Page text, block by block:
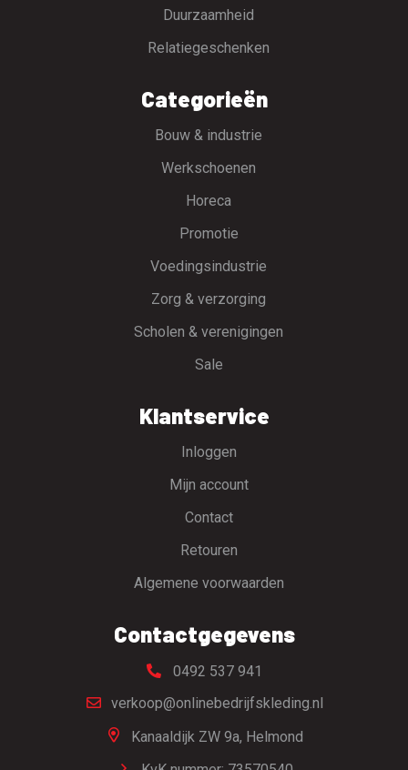
Duurzaamheid
Relatiegeschenken
Categorieën
Bouw & industrie
Werkschoenen
Horeca
Promotie
Voedingsindustrie
Zorg & verzorging
Scholen & verenigingen
Sale
Klantservice
Inloggen
Mijn account
Contact
Retouren
Algemene voorwaarden
Contactgegevens
0492 537 941
verkoop@onlinebedrijfskleding.nl
Kanaaldijk ZW 9a, Helmond